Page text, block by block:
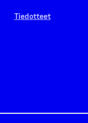
Tiedotteet